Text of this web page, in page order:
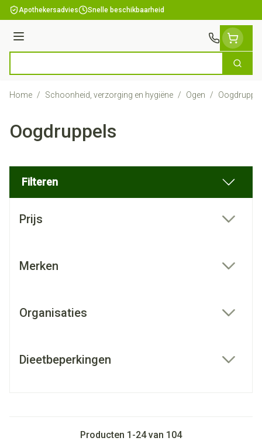
Ga naar de inhoud
Apothekersadvies Snelle beschikbaarheid
Menu
Zoek
Home / Schoonheid, verzorging en hygiëne / Ogen /
Oogdruppels
Filteren
Prijs
Merken
Organisaties
Dieetbeperkingen
Producten 1 -24van 104